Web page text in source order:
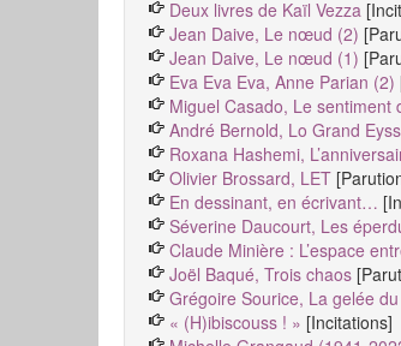
Deux livres de Kaïl Vezza
Jean Daive, Le nœud (2)
Jean Daive, Le nœud (1)
Eva Eva Eva, Anne Parian (2)
Miguel Casado, Le sentiment
André Bernold, Lo Grand
Roxana Hashemi,
Olivier Brossard, LET
En dessinant, en écrivant…
Séverine Daucourt, Les
Claude Minière : L’espace
Joël Baqué, Trois chaos
Grégoire Sourice, La gelée
« (H)ibiscouss ! » [Incitations]